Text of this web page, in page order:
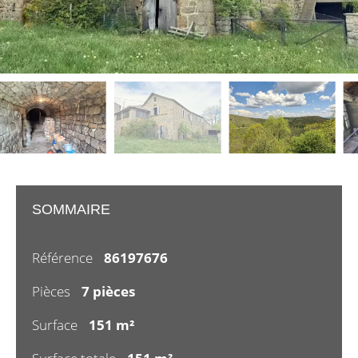
SOMMAIRE
Référence
86197676
Pièces
7 pièces
Surface
151 m²